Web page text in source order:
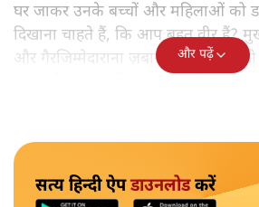
घर जाकर उनके बच्चों और महिलाओं को
दिखाना चाहते हैं, कि आप बहुत वीर हैं?
और गैरजिम्मेदाराना ज़बान यहीं नहीं
और पढ़ें
सत्य हिन्दी ऐपडाउनलोडकरें